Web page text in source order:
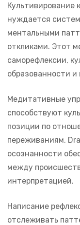
Культивирование
нуждается
ментальными
откликами. Этот
саморефлексии,
образованности и
Медитативные
способствуют
позиции по
переживаниям.
осознанности
между
интерпретацией.
Написание
отслеживать